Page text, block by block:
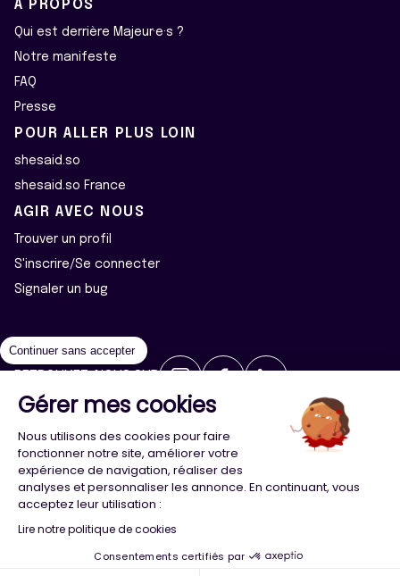
À PROPOS
Qui est derrière Majeur·e·s ?
Notre manifeste
FAQ
Presse
POUR ALLER PLUS LOIN
shesaid.so
shesaid.so France
AGIR AVEC NOUS
Trouver un profil
S'inscrire/Se connecter
Signaler un bug
2026 ©Majeur·e·s - Tous droits réservés
Politique de confidentialité
Cookies
Conception Agence Adeliom
Continuer sans accepter
Gérer mes cookies
Nous utilisons des cookies pour faire
fonctionner notre site, améliorer votre
expérience de navigation, réaliser des
analyses et personnaliser les annonce. En continuant, vous
acceptez leur utilisation :
Lire notre politique de cookies
Consentements certifiés par